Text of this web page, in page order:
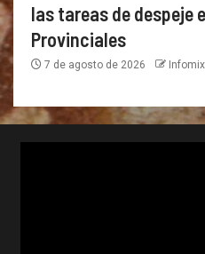
las tareas de despeje
Provinciales
7 de agosto de 2026 Infomix